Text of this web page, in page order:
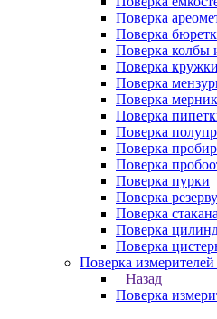
Поверка
Поверка
Поверка колбы
Поверка
Поверка
Поверка
Поверка
Поверка
Поверка
Поверка
Поверка пурки
Поверка
Поверка
Поверка
Поверка
Поверка
Назад
Поверка